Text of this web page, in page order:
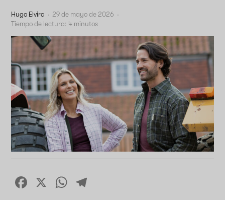
Hugo Elvira · 29 de mayo de 2026 ·
Tiempo de lectura: 4 minutos
Facebook
X WhatsApp